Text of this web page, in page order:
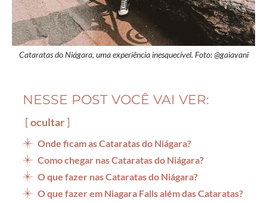
Cataratas do Niágara, uma experiência inesquecível. Foto: @gaiavani
NESSE POST VOCÊ VAI VER:
ocultar
Onde ficam as Cataratas do Niágara?
Como chegar nas Cataratas do Niágara?
O que fazer nas Cataratas do Niágara?
O que fazer em Niagara Falls além das Cataratas?